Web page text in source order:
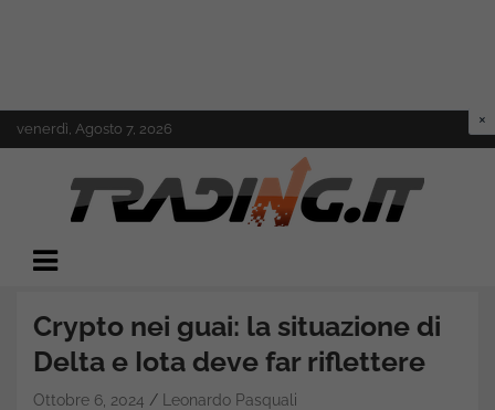
to
venerdì, Agosto 7, 2026
Trading.it
Crypto nei guai: la situazione di
Delta e Iota deve far riflettere
Ottobre 6, 2024 Leonardo Pasquali